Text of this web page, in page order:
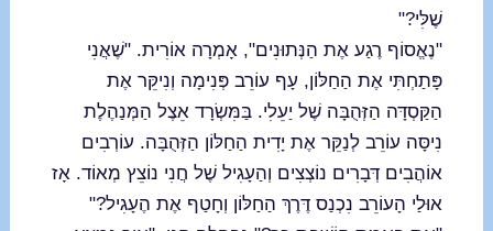
שֶׁלִּי?"
"נֶאֱסוֹף רֶגַע אֶת הַנְּתוּנִים", אָמְרָה אוֹרִית. "שֶׁאֲנִי
פָּתַחְתִּי אֶת הַחַלּוֹן, עָף עוֹרֵב פְּנִימָה וְנִיקֵּר אֶת
הַקַּסְדָּה הַזְּהֻבָּה שֶׁל יַעֵלִי. בַּמִּשְׂרָד אֵצֶל הַמְּנַהֶלֶת
נִיסָּה עוֹרֵב לְנַקֵּר אֶת יָדִית הַחַלּוֹן הַזְּהֻבָּה. עוֹרְבִים
אוֹהֲבִים דְּבָרִים נוֹצְצִים וְהַעָגִיל שֶׁל חֲנִי נוֹצֵץ מְאוֹד. אָז
אוּלַי הָעוֹרֵב נִכְנַס דֶּרֶךְ הַחַלּוֹן וְחָטַף אֶת הֶעָגִיל?"